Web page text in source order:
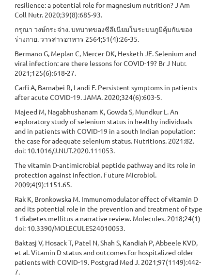
resilience: a potential role for magnesium nutrition? J Am
Coll Nutr. 2020;39(8):685-93.
กรุณา วงษ์กระจ่าง. บทบาทของซีลีเนียมในระบบภูมิคุ้มกันของ
ร่างกาย. วารสารอาหาร 2564;51(4):26-35.
Bermano G, Meplan C, Mercer DK, Hesketh JE. Selenium and
viral infection: are there lessons for COVID-19? Br J Nutr.
2021;125(6):618-27.
Carfi A, Barnabei R, Landi F. Persistent symptoms in patients
after acute COVID-19. JAMA. 2020;324(6):603-5.
Majeed M, Nagabhushanam K, Gowda S, Mundkur L. An
exploratory study of selenium status in healthy individuals
and in patients with COVID-19 in a south Indian population:
the case for adequate selenium status. Nutritions. 2021:82.
doi: 10.1016/J.NUT.2020.111053.
The vitamin D-antimicrobial peptide pathway and its role in
protection against infection. Future Microbiol.
2009;4(9):1151.65.
Rak K, Bronkowska M. Immunomodulator effect of vitamin D
and its potential role in the prevention and treatment of type
1 diabetes mellitus-a narrative review. Molecules. 2018;24(1)
doi: 10.3390/MOLECULES24010053.
Baktasj V, Hosack T, Patel N, Shah S, Kandiah P, Abbeele KVD,
et al. Vitamin D status and outcomes for hospitalized older
patients with COVID-19. Postgrad Med J. 2021;97(1149):442-
7.